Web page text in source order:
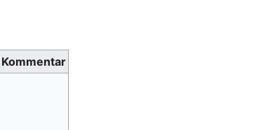
Kommentar